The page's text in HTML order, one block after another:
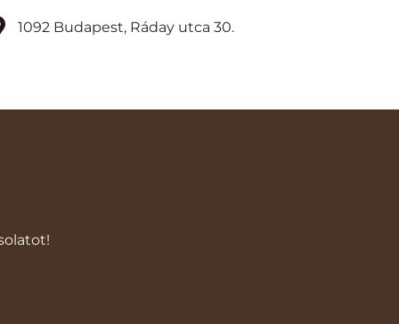
1092 Budapest, Ráday utca 30.